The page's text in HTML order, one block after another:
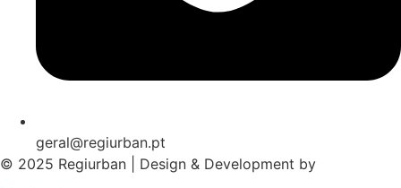
geral@regiurban.pt
© 2025 Regiurban | Design & Development by